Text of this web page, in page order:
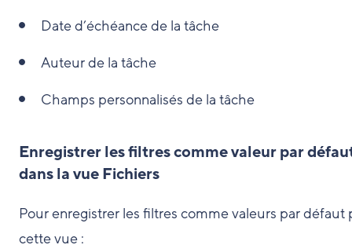
Date d’échéance de la tâche
Auteur de la tâche
Champs personnalisés de la tâche
Enregistrer les filtres comme valeur par
dans la vue Fichiers
Pour enregistrer les filtres comme valeurs par défaut
cette vue :